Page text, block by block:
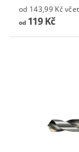
od
od119 Kč